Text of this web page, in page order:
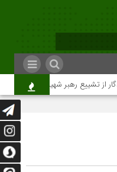
از تشییع رهبر شهید در تهران